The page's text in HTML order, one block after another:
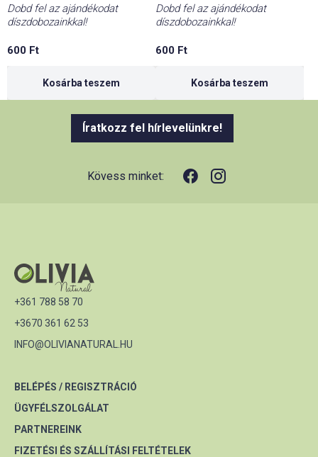
Dobd fel az ajándékodat
díszdobozainkkal!
600 Ft
Kosárba teszem
Dobd fel az ajándékodat
díszdobozainkkal!
600 Ft
Kosárba teszem
Íratkozz fel hírlevelünkre!
Kövess minket:
+361 788 58 70
+3670 361 62 53
INFO@OLIVIANATURAL.HU
BELÉPÉS / REGISZTRÁCIÓ
ÜGYFÉLSZOLGÁLAT
PARTNEREINK
FIZETÉSI ÉS SZÁLLÍTÁSI FELTÉTELEK